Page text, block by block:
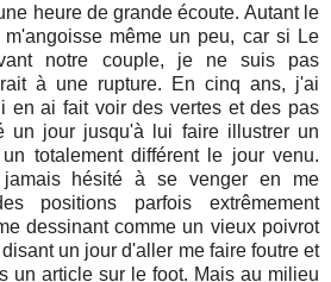
heure de grande écoute. Autant le
même un peu, car si Le
notre couple, je ne suis pas
à une rupture. En cinq ans, j'ai
en ai fait voir des vertes et des pas
un jour jusqu'à lui faire illustrer un
totalement différent le jour venu.
hésité à se venger en me
positions parfois extrêmement
dessinant comme un vieux poivrot
un jour d'aller me faire foutre et
un article sur le foot. Mais au milieu